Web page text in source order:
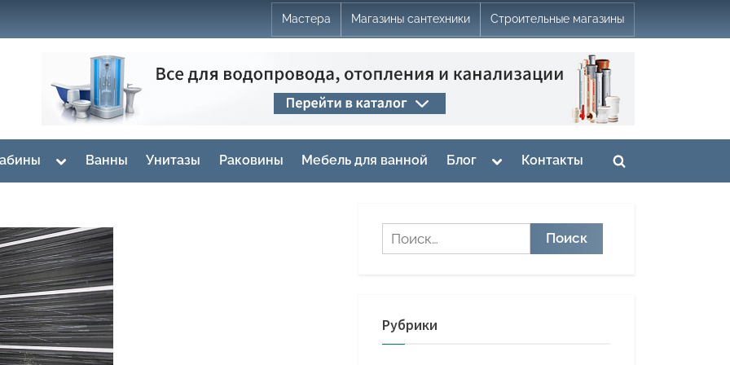
Мастера Магазины сантехники Строительные магазины
Toggle
menu
Ванны Унитазы Раковины Мебель для ванной Блог
Toggle
menu
Контакты
Toggle
Найти:
Рубрики